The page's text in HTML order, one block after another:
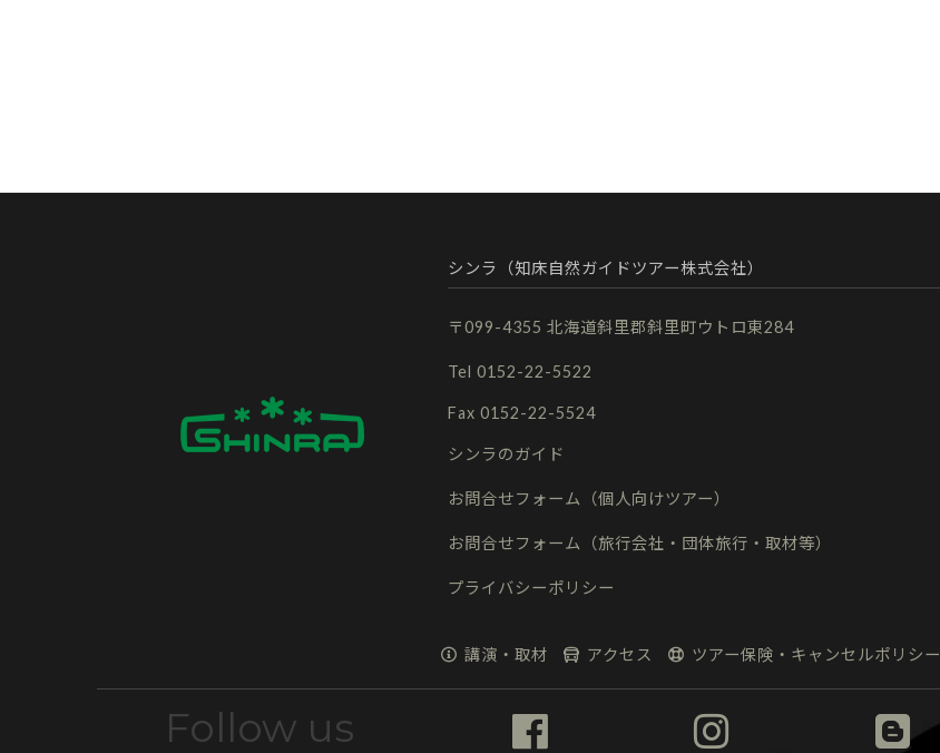
シンラ（知床自然ガイドツアー株式会社）
〒099-4355 北海道斜里郡斜里町ウトロ東284
Tel 0152-22-5522
Fax 0152-22-5524
シンラのガイド
お問合せフォーム（個人向けツアー）
お問合せフォーム（旅行会社・団体旅行・取材等）
プライバシーポリシー
講演・取材 アクセス ツアー保険・キャンセルポリシー
Follow us